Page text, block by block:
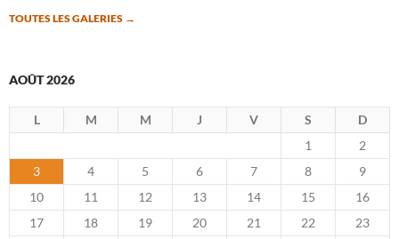
TOUTES LES GALERIES →
AOÛT 2026
L M M J V S
D
1
2
3
4 5 6 7 8
9
10
11 12 13 14 15
16
17
18 19 20 21 22
23